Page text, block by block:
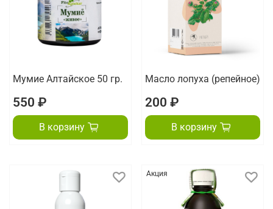
Мумие Алтайское 50 гр.
550 ₽
В корзину
Масло лопуха (репейное)
200 ₽
В корзину
Акция